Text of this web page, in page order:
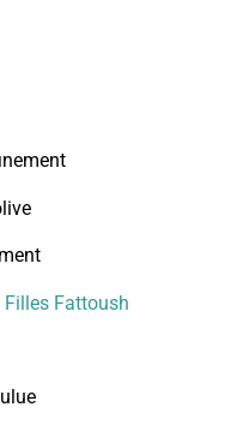
Filles Fattoush